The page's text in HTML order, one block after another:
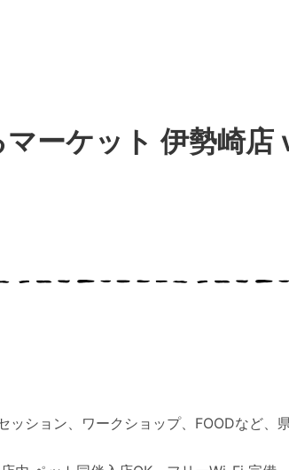
ーケット 伊勢崎店
ション、ワークショップ、FOODなど、